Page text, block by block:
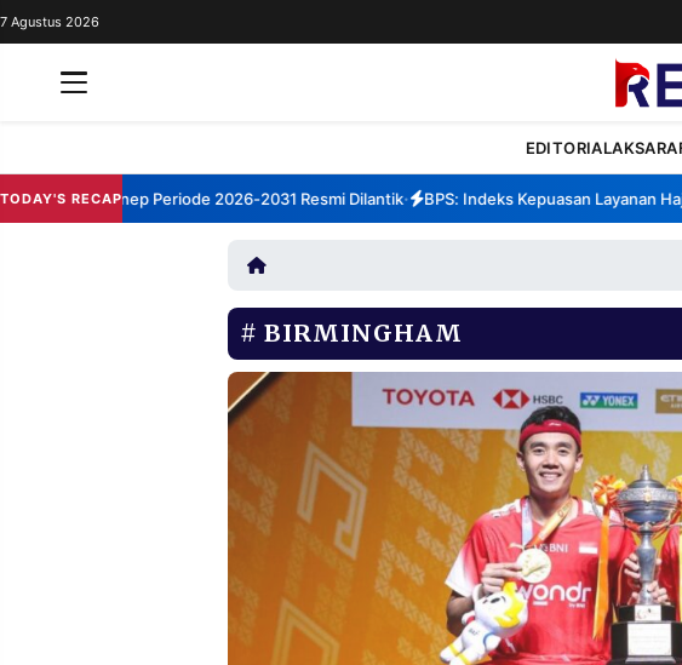
REDAKSI
PERSONA
NASIONAL
7 Agustus 2026
EDITORIALAKSARA
TODAY'S RECAP
Sumenep Periode 2026-2031 Resmi Dilantik• BPS: Indeks Kepuasan Layanan Haji
BIRMINGHAM